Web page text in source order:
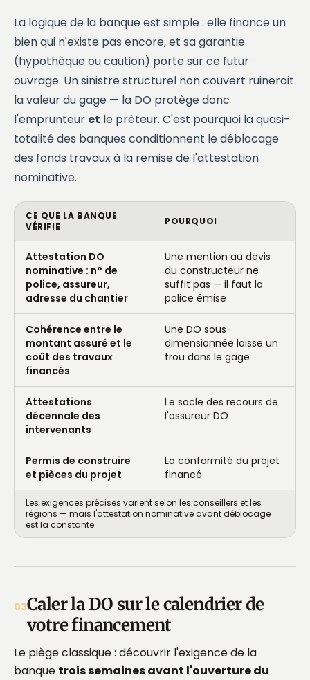
La logique de la banque est simple : elle finance un
bien qui n'existe pas encore, et sa garantie
(hypothèque ou caution) porte sur ce futur
ouvrage. Un sinistre structurel non couvert ruinerait
la valeur du gage — la DO protège donc
l'emprunteur et le prêteur. C'est pourquoi la quasi-
totalité des banques conditionnent le déblocage
des fonds travaux à la remise de l'attestation
nominative.
CE QUE LA BANQUE
VÉRIFIE
POURQUOI
Attestation DO
nominative : n° de
police, assureur,
adresse du chantier
Une mention au devis
du constructeur ne
suffit pas — il faut la
police émise
Cohérence entre le
montant assuré et le
coût des travaux
financés
Une DO sous-
dimensionnée laisse un
trou dans le gage
Attestations
décennale des
intervenants
Le socle des recours de
l'assureur DO
Permis de construire
et pièces du projet
La conformité du projet
financé
Les exigences précises varient selon les conseillers et les
régions — mais l'attestation nominative avant déblocage
est la constante.
03Caler la DO sur le calendrier de
votre financement
Le piège classique : découvrir l'exigence de la
banque trois semaines avant l'ouverture du